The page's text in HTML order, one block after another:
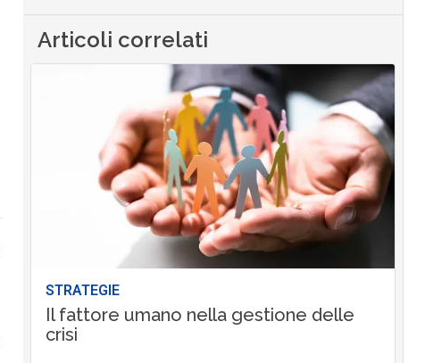
Articoli correlati
STRATEGIE
Il fattore umano nella gestione delle
crisi